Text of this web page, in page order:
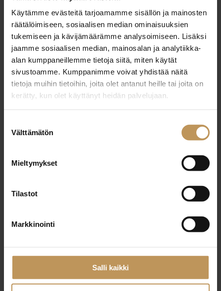
Käytämme evästeitä tarjoamamme sisällön ja mainosten
räätälöimiseen, sosiaalisen median ominaisuuksien
tukemiseen ja kävijämäärämme analysoimiseen. Lisäksi
jaamme sosiaalisen median, mainosalan ja analytiikka-
alan kumppaneillemme tietoja siitä, miten käytät
sivustoamme. Kumppanimme voivat yhdistää näitä
tietoja muihin tietoihin, joita olet antanut heille tai joita on
kerätty, kun olet käyttänyt heidän palvelujaan.
valinta
Välttämätön
Mieltymykset
Tilastot
Markkinointi
Salli kaikki
29.2.2024
Juha Tapiola
Lue artikkeli
Juhani Lupunen
Lue artikkeli